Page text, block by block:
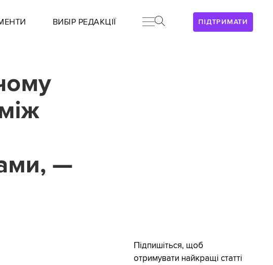
ПІДТРИМАТИ
ВИБІР РЕДАКЦІЇ
—
Підпишіться, щоб
отримувати найкращі статті